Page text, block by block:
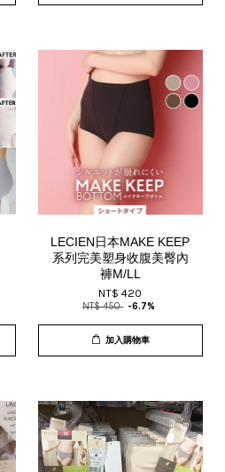
LECIEN日本MAKE KEEP
系列完美塑身收腹美臀內
褲M/LL
NT$ 420
NT$ 450 -6.7%
加入購物車